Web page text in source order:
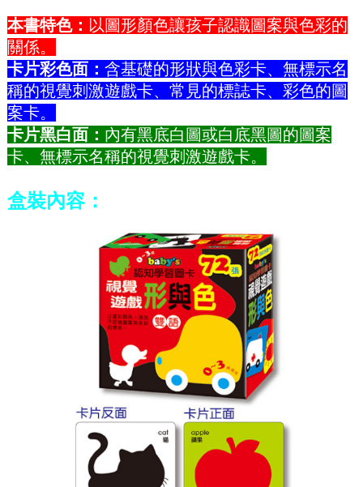
本書特色： 以圖形顏色讓孩子認識圖案與色彩的
關係。
卡片彩色面： 含基礎的形狀與色彩卡、 無標示名
稱的視覺刺激遊戲卡、常見的標誌卡、彩色的圖
案卡。
卡片黑白面： 內有黑底白圖或白底黑圖的圖案
卡、 無標示名稱的視覺刺激遊戲卡。
盒裝內容：